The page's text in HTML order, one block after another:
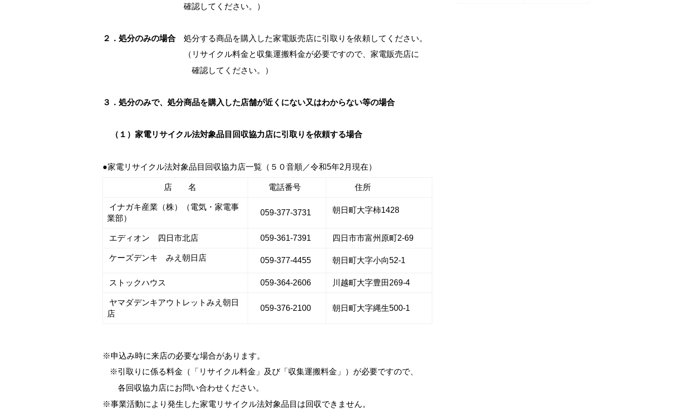
確認してください。）
２．処分のみの場合 処分する商品を購入した家電販売店に引取りを依頼してください。
（リサイクル料金と収集運搬料金が必要ですので、家電販売店に
確認してください。）
３．処分のみで、処分商品を購入した店舗が近くにない又はわからない等の場合
（１）家電リサイクル法対象品目回収協力店に引取りを依頼する場合
●家電リサイクル法対象品目回収協力店一覧（５０音順／令和5年2月現在）
店 名 電話番号 住所
イナガキ産業（株）（電気・家電事
業部）
059-377-3731 朝日町大字柿1428
エディオン 四日市北店 059-361-7391 四日市市富州原町2-69
ケーズデンキ みえ朝日店 059-377-4455 朝日町大字小向52-1
ストックハウス 059-364-2606 川越町大字豊田269-4
ヤマダデンキアウトレットみえ朝日
店
059-376-2100 朝日町大字縄生500-1
※申込み時に来店の必要な場合があります。
※引取りに係る料金（「リサイクル料金」及び「収集運搬料金」）が必要ですので、
各回収協力店にお問い合わせください。
※事業活動により発生した家電リサイクル法対象品目は回収できません。